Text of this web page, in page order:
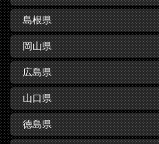
島根県
岡山県
広島県
山口県
徳島県